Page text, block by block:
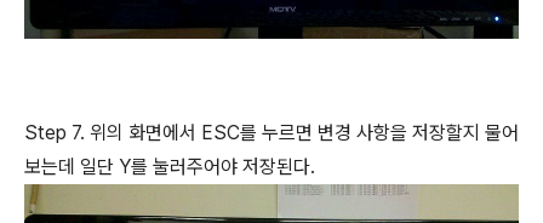
Step 7. 위의 화면에서 ESC를 누르면 변경 사항을 저장할지 물어
보는데 일단 Y를 눌러주어야 저장된다.